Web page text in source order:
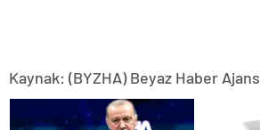
Kaynak: (BYZHA) Beyaz Haber